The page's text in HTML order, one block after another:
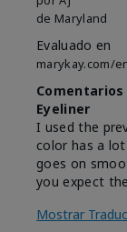
de Maryland
Evaluado en
marykay.com/
Eyeliner
I used the
color has a
goes on
you expect
Mostrar